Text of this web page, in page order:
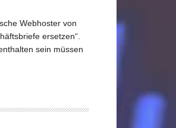
Webhoster von
ersetzen“.
sein müssen